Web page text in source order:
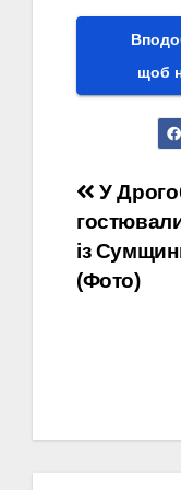
щоб
У
із
(Фото)